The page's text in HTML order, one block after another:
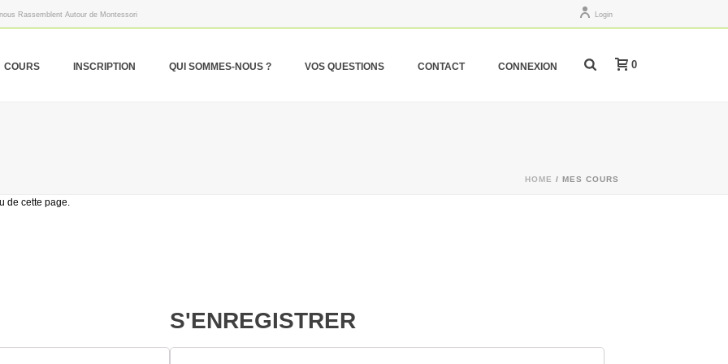
Rassemblent Autour de Montessori Login
COURS INSCRIPTION QUI SOMMES-NOUS ? VOS QUESTIONS CONTACT CONNEXION 0
HOME / MES COURS
de cette page.
S'ENREGISTRER